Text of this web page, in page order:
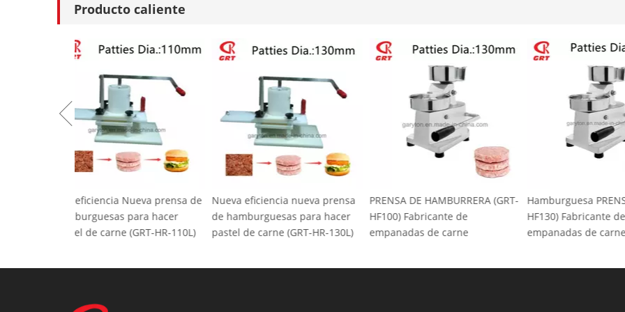
Producto caliente
Alta eficiencia Nueva prensa de
hamburguesas para hacer
pastel de carne (GRT-HR-110L)
Nueva eficiencia nueva prensa
de hamburguesas para hacer
pastel de carne (GRT-HR-130L)
PRENSA DE HAMBURRERA (GRT-
HF100) Fabricante de
empanadas de carne
Hamburguesa
HF130)
empanadas de